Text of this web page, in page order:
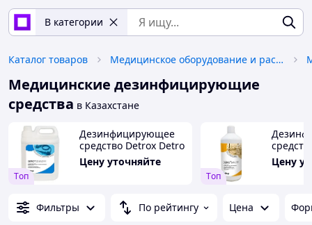
В категории
Каталог товаров Медицинское оборудование и расходные материалы
Медицинские дезинфицирующие
средства в Казахстане
Tоп
Дезинфицирующее
средство Detrox Detro
Cid Enzym, 5 л
Цену уточняйте
Tоп
San Air,
Цену
Фильтры По рейтингу Цена